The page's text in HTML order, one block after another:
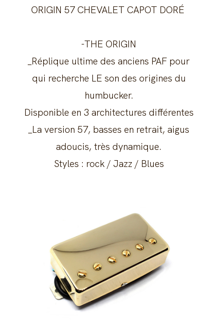
ORIGIN 57 CHEVALET CAPOT DORÉ
-THE ORIGIN
_Réplique ultime des anciens PAF pour
qui recherche LE son des origines du
humbucker.
Disponible en 3 architectures différentes
_La version 57, basses en retrait, aigus
adoucis, très dynamique.
Styles : rock / Jazz / Blues